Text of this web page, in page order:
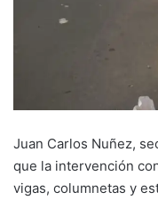
Juan Carlos Nuñez,
que la intervención
vigas, columnetas y